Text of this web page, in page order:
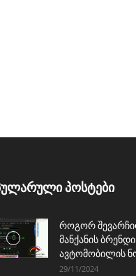
პოსტები
როგორ
მანქანის
ავტომობილის
29/11/2024